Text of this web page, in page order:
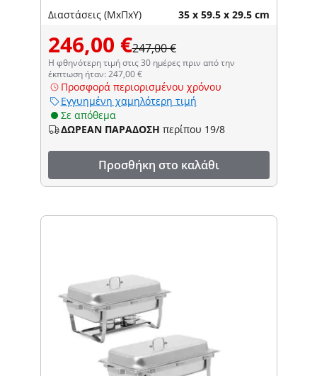
Διαστάσεις (ΜxΠxΥ) 35 x 59.5 x 29.5 cm
246,00 €247,00 €
Η φθηνότερη τιμή στις 30 ημέρες πριν από την
έκπτωση ήταν: 247,00 €
Προσφορά περιορισμένου χρόνου
Εγγυημένη χαμηλότερη τιμή
Σε απόθεμα
ΔΩΡΕΑΝ ΠΑΡΑΔΟΣΗ περίπου 19/8
Προσθήκη στο καλάθι